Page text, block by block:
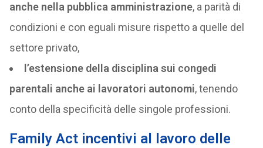
anche nella pubblica amministrazione, a parità di
condizioni e con eguali misure rispetto a quelle del
settore privato,
l’estensione della disciplina sui congedi
parentali anche ai lavoratori autonomi, tenendo
conto della specificità delle singole professioni.
Family Act incentivi al lavoro delle